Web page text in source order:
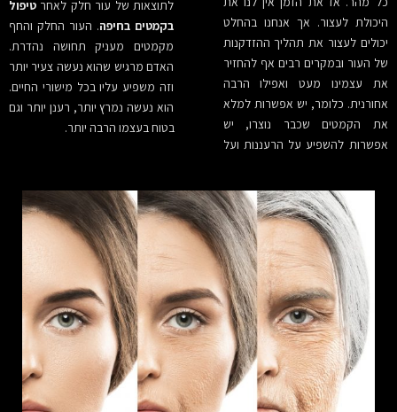
היכולת לעצור. אך אנחנו בהחלט
יכולים לעצור את תהליך ההזדקנות
של העור ובמקרים רבים אף להחזיר
את עצמינו מעט ואפילו הרבה
אחורנית. כלומר, יש אפשרות למלא
את הקמטים שכבר נוצרו, יש
אפשרות להשפיע על הרעננות ועל
לתוצאות של עור חלק לאחר טיפול
בקמטים בחיפה. העור החלק והחף
מקמטים מעניק תחושה נהדרת.
האדם מרגיש שהוא נעשה צעיר יותר
וזה משפיע עליו בכל מישורי החיים.
הוא נעשה נמרץ יותר, רענן יותר וגם
בטוח בעצמו הרבה יותר.